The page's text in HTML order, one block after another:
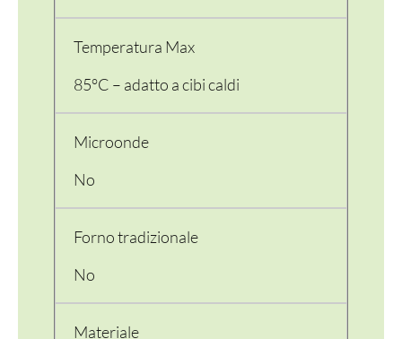
Temperatura Max
85°C – adatto a cibi caldi
Microonde
No
Forno tradizionale
No
Materiale